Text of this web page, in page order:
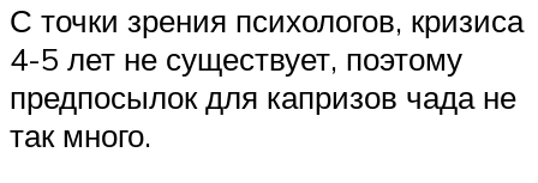
С точки зрения психологов, кризиса
4-5 лет не существует, поэтому
предпосылок для капризов чада не
так много.